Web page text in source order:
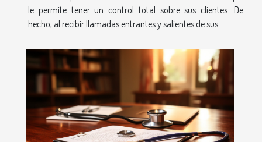
le permite tener un control total sobre sus clientes. De
hecho, al recibir llamadas entrantes y salientes de sus...